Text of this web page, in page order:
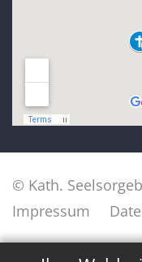
© Kath.
Impressum